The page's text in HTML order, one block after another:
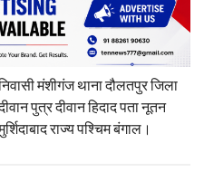
मंशीगंज थाना दौलतपुर जिला
पुत्र दीवान हिदाद पता नूतन
राज्य पश्चिम बंगाल।